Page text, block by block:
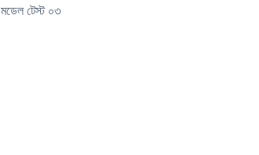
মডেল টেস্ট ০৩